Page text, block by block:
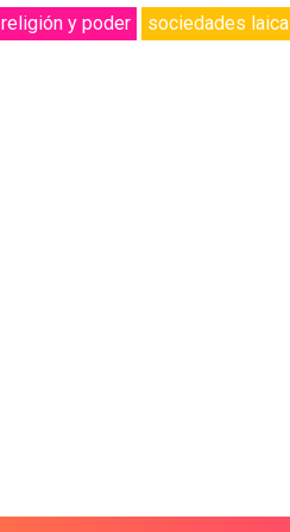
religión y poder sociedades